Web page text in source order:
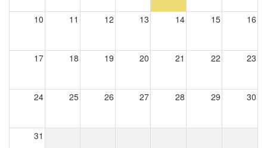
10 11 12 13 14 15 16
17 18 19 20 21 22 23
24 25 26 27 28 29 30
31